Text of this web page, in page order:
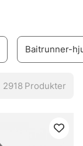
Baitrunner-
2918 Produkter